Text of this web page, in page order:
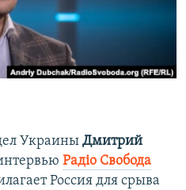
Украины Дмитрий
Радіо Свобода
Россия для срыва